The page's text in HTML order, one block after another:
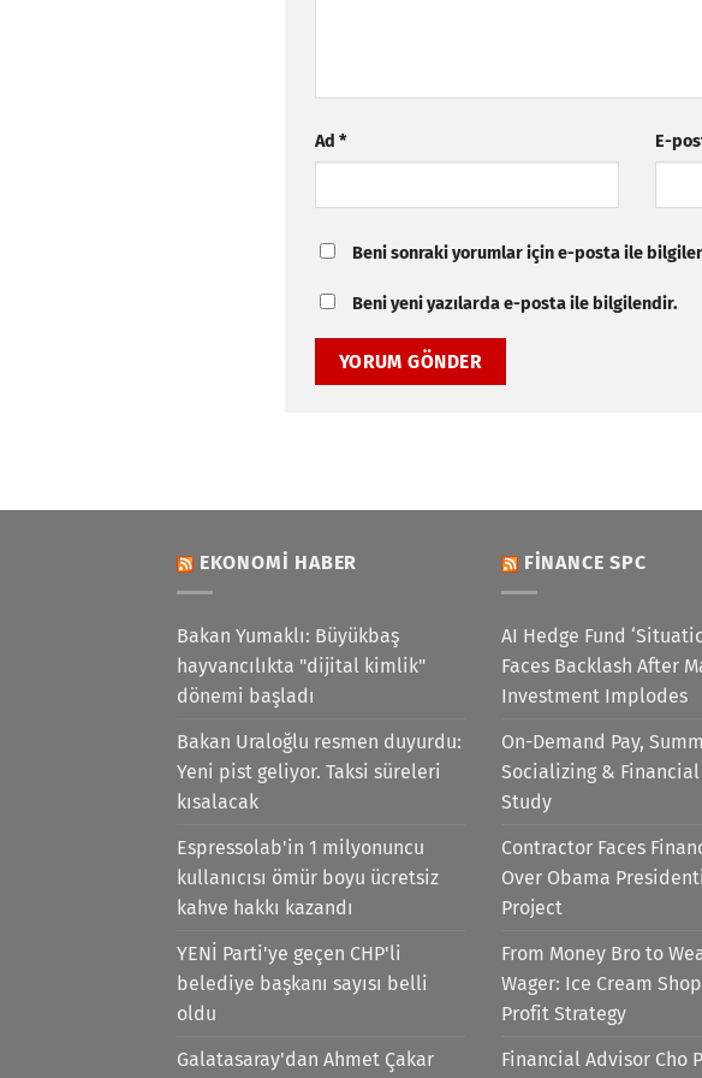
Ad * E-
Beni sonraki yorumlar için e-posta ile
Beni yeni yazılarda e-posta ile bilgilendir.
EKONOMI HABER
Bakan Yumaklı: Büyükbaş
hayvancılıkta "dijital kimlik"
dönemi başladı
Bakan Uraloğlu resmen duyurdu:
Yeni pist geliyor. Taksi süreleri
kısalacak
Espressolab'in 1 milyonuncu
kullanıcısı ömür boyu ücretsiz
kahve hakkı kazandı
YENİ Parti'ye geçen CHP'li
belediye başkanı sayısı belli
oldu
Galatasaray'dan Ahmet Çakar
FINANCE SPC
AI Hedge Fund
Faces Backlash After
Investment Implodes
On-Demand Pay,
Socializing & Financial
Study
Contractor Faces
Over Obama
Project
From Money Bro to
Wager: Ice Cream
Profit Strategy
Financial Advisor Cho